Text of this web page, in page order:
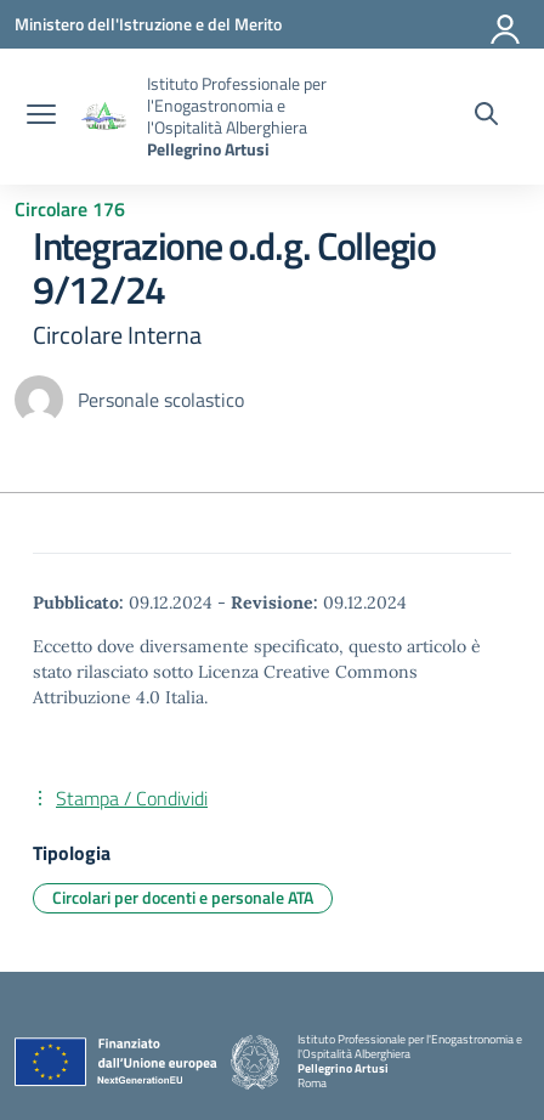
Vai ai contenuti
Vai al menu di navigazione
Vai al footer
Ministero dell'Istruzione e del Merito
Istituto Professionale per
l'Enogastronomia e
l'Ospitalità Alberghiera
Pellegrino Artusi
Circolare 176
Integrazione o.d.g. Collegio
9/12/24
Circolare Interna
Personale scolastico
Pubblicato: 09.12.2024 - Revisione: 09.12.2024
Eccetto dove diversamente specificato, questo articolo è
stato rilasciato sotto Licenza Creative Commons
Attribuzione 4.0 Italia.
Stampa / Condividi
Tipologia
Circolari per docenti e personale ATA
Istituto Professionale per l'Enogastronomia e
l'Ospitalità Alberghiera
Pellegrino Artusi
Roma